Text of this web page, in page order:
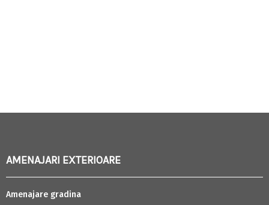
AMENAJARI EXTERIOARE
Amenajare gradina